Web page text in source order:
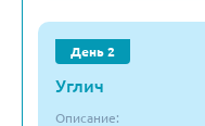
День 2
Углич
Описание: